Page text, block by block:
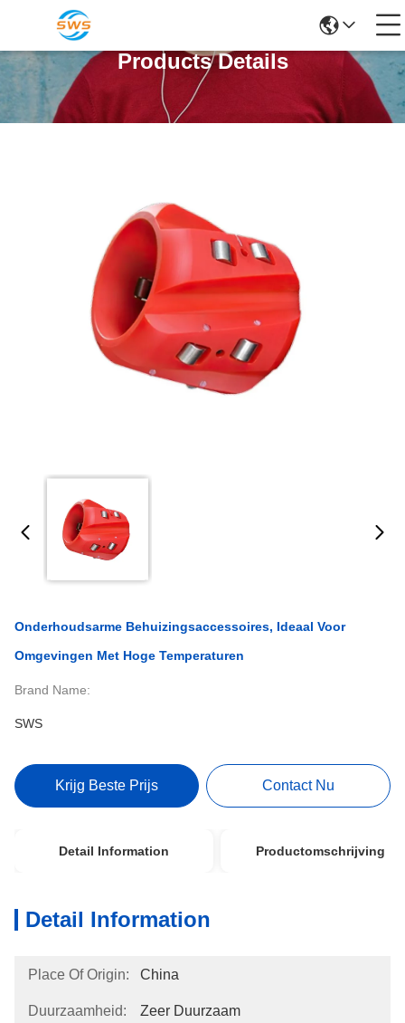
Products Details
Onderhoudsarme Behuizingsaccessoires, Ideaal Voor
Omgevingen Met Hoge Temperaturen
Brand Name:
SWS
Krijg Beste Prijs Contact Nu
Detail Information Productomschrijving
Detail Information
Place Of Origin: China
Duurzaamheid: Zeer Duurzaam